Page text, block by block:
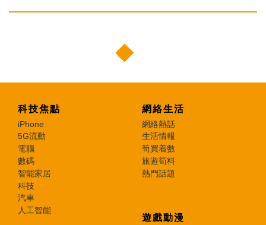
科技焦點
iPhone
5G流動
電腦
數碼
智能家居
科技
汽車
人工智能
網絡生活
網絡熱話
生活情報
筍買着數
旅遊筍料
熱門話題
遊戲動漫